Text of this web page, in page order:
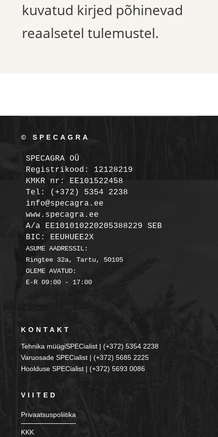
kuvatud kirjed põhinevad
reaalsetel tulemustel.
© SPECAGRA
SPECAGRA OÜ
Registrikood: 12128219
KMKR nr: EE101522458
Tel: (+372) 5354 2238
info@specagra.ee
A/a EE101010220205388229 SEB
BIC: EEUHUEE2X
ASUME AADRESSIL:
Ringtee 32a, Tartu, 50105
OLEME AVATUD:
E-R 09:00 - 17:00
KONTAKT
Tehnika müügiSPECialist | (+372) 5354 2238
Varuosade SPECialist | (+372) 5685 2225
Hoolduse SPECialist | (+372) 5693 0086
VIITED
Privaatsuspoliitika
KKK